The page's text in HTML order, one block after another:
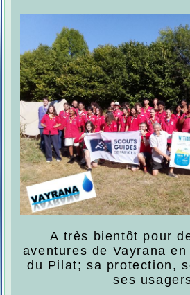
A très bientôt pour
aventures de Vayrana
du Pilat; sa protection,
ses